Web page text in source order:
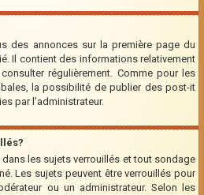
des annonces sur la première page du
Il contient des informations relativement
régulièrement. Comme pour les
la possibilité de publier des post-it
par l’administrateur.
les sujets verrouillés et tout sondage
Les sujets peuvent être verrouillés pour
ou un administrateur. Selon les